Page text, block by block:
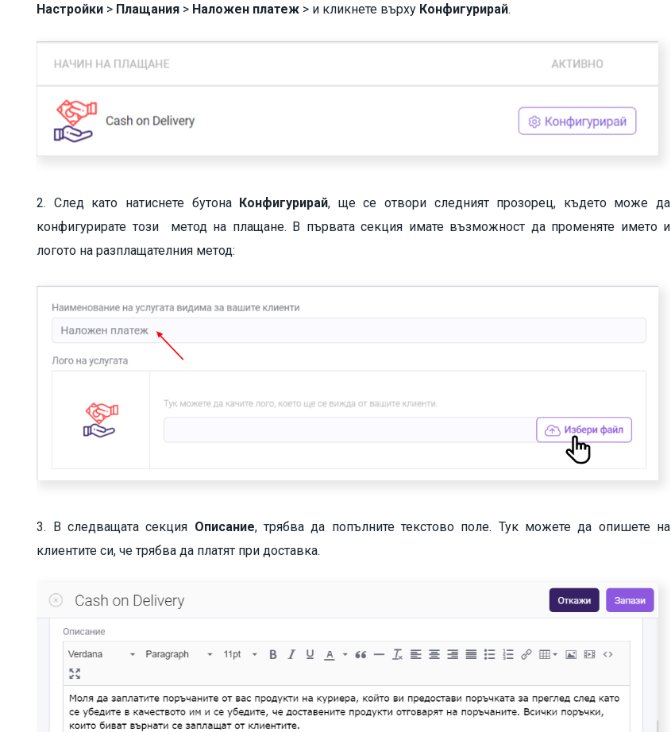
Настройки > Плащания > Наложен платеж > и кликнете върху Конфигурирай.
2. След като натиснете бутона Конфигурирай, ще се отвори следният прозорец, където може да
конфигурирате този метод на плащане. В първата секция имате възможност да променяте името и
логото на разплащателния метод:
3. В следващата секция Описание, трябва да попълните текстово поле. Тук можете да опишете на
клиентите си, че трябва да платят при доставка.